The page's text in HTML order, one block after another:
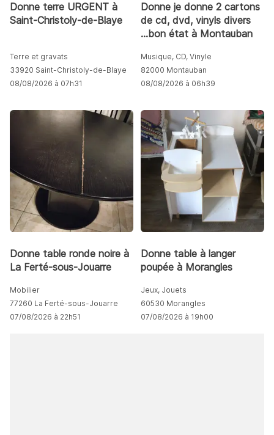
Donne terre URGENT à
Saint-Christoly-de-Blaye
Terre et gravats
33920 Saint-Christoly-de-Blaye
08/08/2026 à 07h31
Donne je donne 2 cartons
de cd, dvd, vinyls divers
...bon état à Montauban
Musique, CD, Vinyle
82000 Montauban
08/08/2026 à 06h39
Donne table ronde noire à
La Ferté-sous-Jouarre
Mobilier
77260 La Ferté-sous-Jouarre
07/08/2026 à 22h51
Donne table à langer
poupée à Morangles
Jeux, Jouets
60530 Morangles
07/08/2026 à 19h00